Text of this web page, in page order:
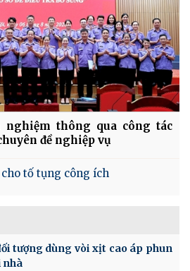
thông qua công tác
đề nghiệp vụ
tố tụng công ích
tượng dùng vòi xịt cao áp phun
nhà